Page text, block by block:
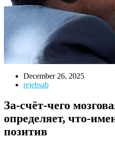
December 26, 2025
rejebsab
За-счёт-чего
определяет, что-
позитив